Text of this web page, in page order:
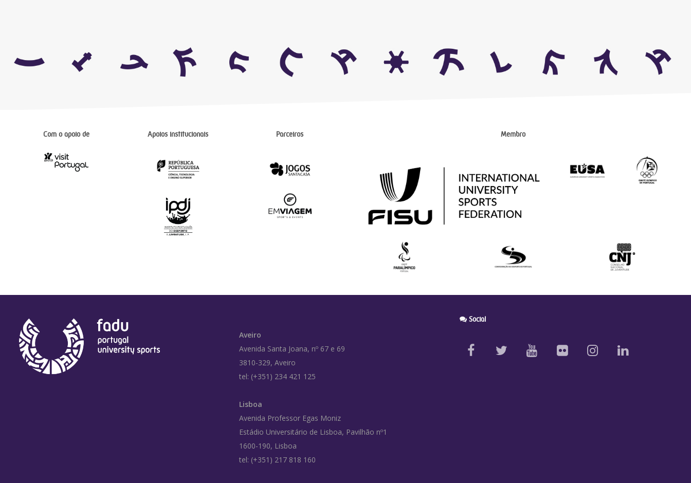
Com o apoio de Apoios institucionais Parceiros Membro
Aveiro
Avenida Santa Joana, nº 67 e 69
3810-329, Aveiro
tel: (+351) 234 421 125
Lisboa
Avenida Professor Egas Moniz
Estádio Universitário de Lisboa, Pavilhão nº1
1600-190, Lisboa
tel: (+351) 217 818 160
Social